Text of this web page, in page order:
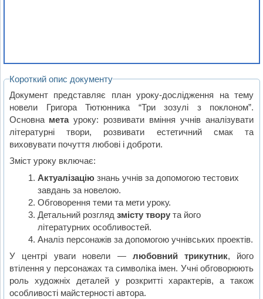
Короткий опис документу
Документ представляє план уроку-дослідження на тему
новели Григора Тютюнника “Три зозулі з поклоном”.
Основна метауроку: розвивати вміння учнів аналізувати
літературні твори, розвивати естетичний смак та
виховувати почуття любові і доброти.
Зміст уроку включає:
Актуалізаціюзнань учнів за допомогою тестових
завдань за новелою.
Обговорення теми та мети уроку.
Детальний розгляд змісту творута його
літературних особливостей.
Аналіз персонажів за допомогою учнівських проектів.
У центрі уваги новели —любовний трикутник, його
втілення у персонажах та символіка імен. Учні обговорюють
роль художніх деталей у розкритті характерів, а також
особливості майстерності автора.